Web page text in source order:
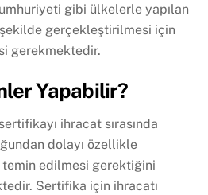
gibi ülkelerle yapılan
gerçekleştirilmesi için
gerekmektedir.
Yapabilir?
ihracat sırasında
dolayı özellikle
temin edilmesi gerektiğini
Sertifika için ihracatı